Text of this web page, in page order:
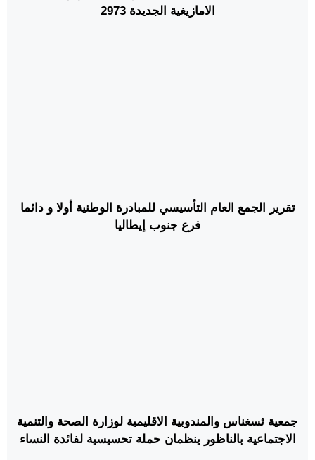
الامازيغية الجديدة 2973
تقرير الجمع العام التأسيسي للمبادرة الوطنية أولا و دائما
فرع جنوب إيطاليا
جمعية ثسغناس والمندوبية الاقليمية لوزارة الصحة والتنمية
الاجتماعية بالناظور ينظمان حملة تحسيسية لفائدة النساء